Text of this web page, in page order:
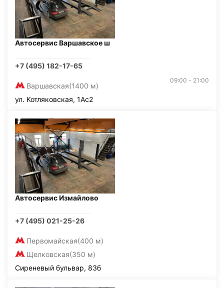
Автосервис Варшавское ш
+7 (495) 182-17-65
Варшавская(1400 м)
09:00 - 21:00
ул. Котляковская, 1Ас2
Автосервис Измайлово
+7 (495) 021-25-26
Первомайская(400 м)
Щелковская(350 м)
Сиреневый бульвар, 83б